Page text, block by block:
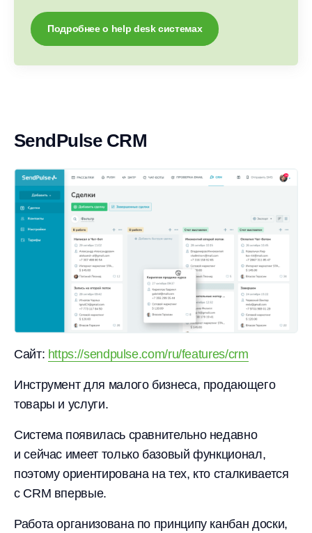
Подробнее о help desk системах
SendPulse CRM
Сайт: https://sendpulse.com/ru/features/crm
Инструмент для малого бизнеса, продающего
товары и услуги.
Система появилась сравнительно недавно
и сейчас имеет только базовый функционал,
поэтому ориентирована на тех, кто сталкивается
с CRM впервые.
Работа организована по принципу канбан доски,